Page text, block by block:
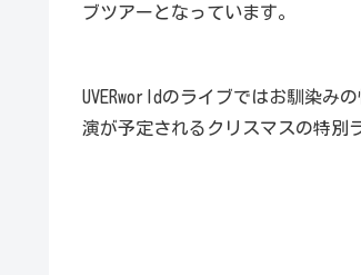
ブツアーとなっています。
UVERworldのライブではお馴染み
演が予定されるクリスマスの特別